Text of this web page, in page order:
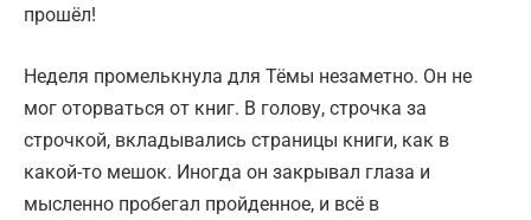
прошёл!
Неделя промелькнула для Тёмы незаметно. Он не
мог оторваться от книг. В голову, строчка за
строчкой, вкладывались страницы книги, как в
какой-то мешок. Иногда он закрывал глаза и
мысленно пробегал пройденное, и всё в